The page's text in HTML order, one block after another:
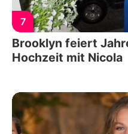
7
Brooklyn feiert
Hochzeit mit Nicola